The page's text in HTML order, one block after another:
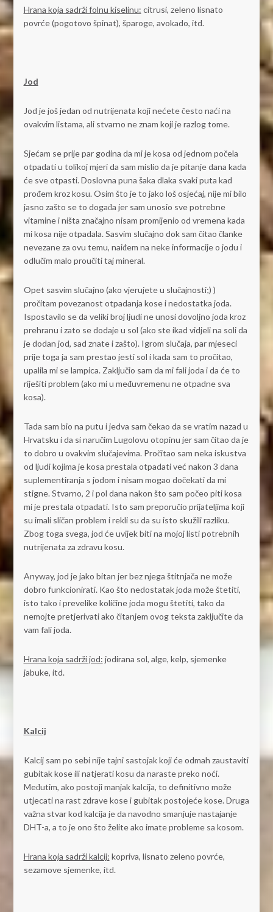
Hrana koja sadrži folnu kiselinu: citrusi, zeleno lisnato
povrće (pogotovo špinat), šparoge, avokado, itd.
Jod
Jod je još jedan od nutrijenata koji nećete često naći na
ovakvim listama, ali stvarno ne znam koji je razlog tome.
Sjećam se prije par godina da mi je kosa od jednom počela
otpadati u tolikoj mjeri da sam mislio da je pitanje dana kada
će sve otpasti. Doslovna puna šaka dlaka svaki puta kad
prođem kroz kosu. Osim što je to jako loš osjećaj, nije mi bilo
jasno zašto se to događa jer sam unosio sve potrebne
vitamine i ništa značajno nisam promijenio od vremena kada
mi kosa nije otpadala. Sasvim slučajno dok sam čitao članke
nevezane za ovu temu, naiđem na neke informacije o jodu i
odlučim malo proučiti taj mineral.
Opet sasvim slučajno (ako vjerujete u slučajnosti;) )
pročitam povezanost otpadanja kose i nedostatka joda.
Ispostavilo se da veliki broj ljudi ne unosi dovoljno joda kroz
prehranu i zato se dodaje u sol (ako ste ikad vidjeli na soli da
je dodan jod, sad znate i zašto). Igrom slučaja, par mjeseci
prije toga ja sam prestao jesti sol i kada sam to pročitao,
upalila mi se lampica. Zaključio sam da mi fali joda i da će to
riješiti problem (ako mi u međuvremenu ne otpadne sva
kosa).
Tada sam bio na putu i jedva sam čekao da se vratim nazad u
Hrvatsku i da si naručim Lugolovu otopinu jer sam čitao da je
to dobro u ovakvim slučajevima. Pročitao sam neka iskustva
od ljudi kojima je kosa prestala otpadati već nakon 3 dana
suplementiranja s jodom i nisam mogao dočekati da mi
stigne. Stvarno, 2 i pol dana nakon što sam počeo piti kosa
mi je prestala otpadati. Isto sam preporučio prijateljima koji
su imali sličan problem i rekli su da su isto skužili razliku.
Zbog toga svega, jod će uvijek biti na mojoj listi potrebnih
nutrijenata za zdravu kosu.
Anyway, jod je jako bitan jer bez njega štitnjača ne može
dobro funkcionirati. Kao što nedostatak joda može štetiti,
isto tako i prevelike količine joda mogu štetiti, tako da
nemojte pretjerivati ako čitanjem ovog teksta zaključite da
vam fali joda.
Hrana koja sadrži jod: jodirana sol, alge, kelp, sjemenke
jabuke, itd.
Kalcij
Kalcij sam po sebi nije tajni sastojak koji će odmah zaustaviti
gubitak kose ili natjerati kosu da naraste preko noći.
Međutim, ako postoji manjak kalcija, to definitivno može
utjecati na rast zdrave kose i gubitak postojeće kose. Druga
važna stvar kod kalcija je da navodno smanjuje nastajanje
DHT-a, a to je ono što želite ako imate probleme sa kosom.
Hrana koja sadrži kalcij: kopriva, lisnato zeleno povrće,
sezamove sjemenke, itd.